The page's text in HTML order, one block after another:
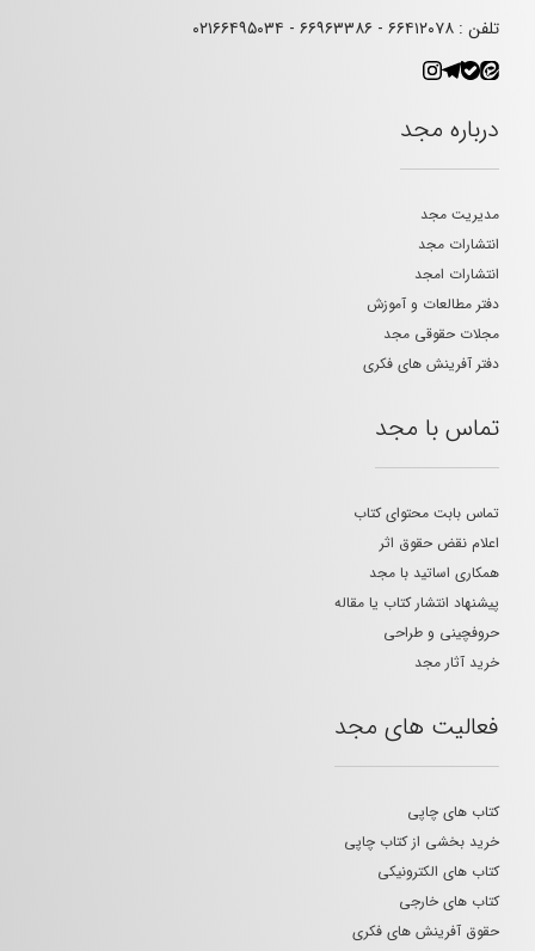
تلفن : ۶۶۴۱۲۰۷۸ - ۶۶۹۶۳۳۸۶ - ۰۲۱۶۶۴۹۵۰۳۴
درباره مجد
مدیریت مجد
انتشارات مجد
انتشارات امجد
دفتر مطالعات و آموزش
مجلات حقوقی مجد
دفتر آفرینش های فکری
تماس با مجد
تماس بابت محتوای کتاب
اعلام نقض حقوق اثر
همکاری اساتید با مجد
پیشنهاد انتشار کتاب یا مقاله
حروفچینی و طراحی
خرید آثار مجد
فعالیت های مجد
کتاب های چاپی
خرید بخشی از کتاب چاپی
کتاب های الکترونیکی
کتاب های خارجی
حقوق آفرینش های فکری